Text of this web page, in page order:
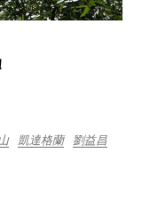
凱達格蘭
劉益昌